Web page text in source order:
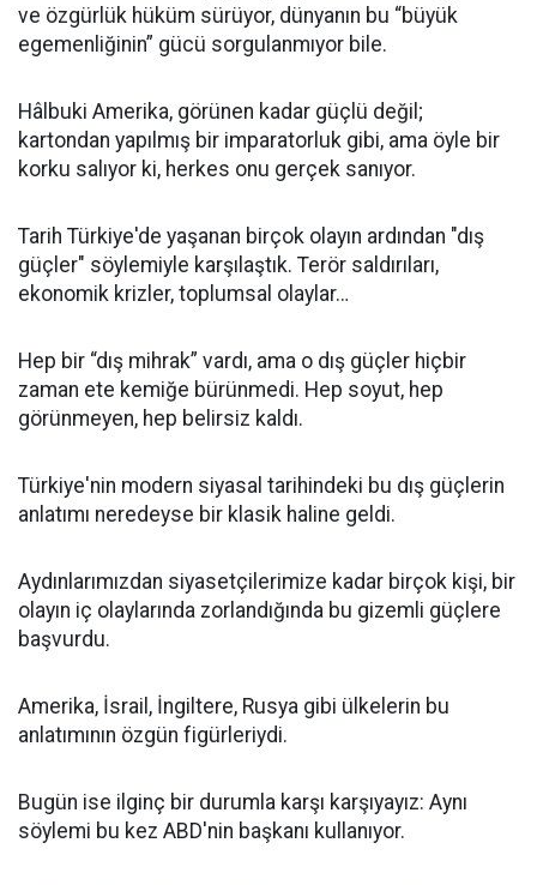
ve özgürlük hüküm sürüyor, dünyanın bu “büyük
egemenliğinin” gücü sorgulanmıyor bile.
Hâlbuki Amerika, görünen kadar güçlü değil;
kartondan yapılmış bir imparatorluk gibi, ama öyle bir
korku salıyor ki, herkes onu gerçek sanıyor.
Tarih Türkiye'de yaşanan birçok olayın ardından "dış
güçler" söylemiyle karşılaştık. Terör saldırıları,
ekonomik krizler, toplumsal olaylar…
Hep bir “dış mihrak” vardı, ama o dış güçler hiçbir
zaman ete kemiğe bürünmedi. Hep soyut, hep
görünmeyen, hep belirsiz kaldı.
Türkiye'nin modern siyasal tarihindeki bu dış güçlerin
anlatımı neredeyse bir klasik haline geldi.
Aydınlarımızdan siyasetçilerimize kadar birçok kişi, bir
olayın iç olaylarında zorlandığında bu gizemli güçlere
başvurdu.
Amerika, İsrail, İngiltere, Rusya gibi ülkelerin bu
anlatımının özgün figürleriydi.
Bugün ise ilginç bir durumla karşı karşıyayız: Aynı
söylemi bu kez ABD'nin başkanı kullanıyor.